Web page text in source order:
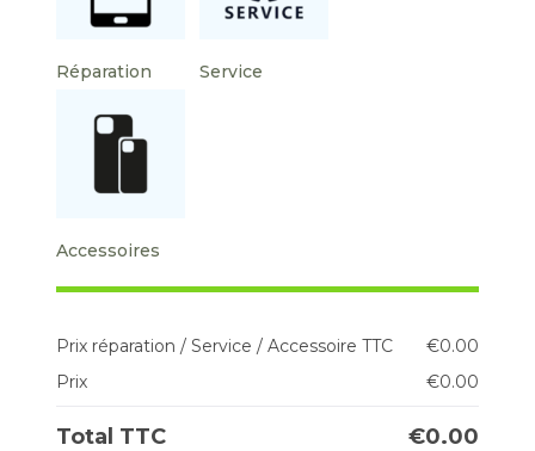
Réparation Service
Accessoires
Prix réparation / Service / Accessoire TTC €0.00
Prix
€0.00
Total TTC €0.00